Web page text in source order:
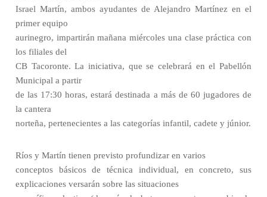
Israel Martín, ambos ayudantes de Alejandro Martínez en el
primer equipo
aurinegro, impartirán mañana miércoles una clase práctica con
los filiales del
CB Tacoronte. La iniciativa, que se celebrará en el Pabellón
Municipal a partir
de las 17:30 horas, estará destinada a más de 60 jugadores de
la cantera
norteña, pertenecientes a las categorías infantil, cadete y júnior.
Ríos y Martín tienen previsto profundizar en varios
conceptos básicos de técnica individual, en concreto, sus
explicaciones versarán sobre las situaciones